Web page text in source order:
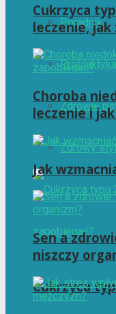
Poradnik
Profilaktyka
Zdrowie
Zdrowy
Cukrzyca
Cukrzyca
leczenie, jak
Choroba
leczenie i
Jak
Sen a
niszczy